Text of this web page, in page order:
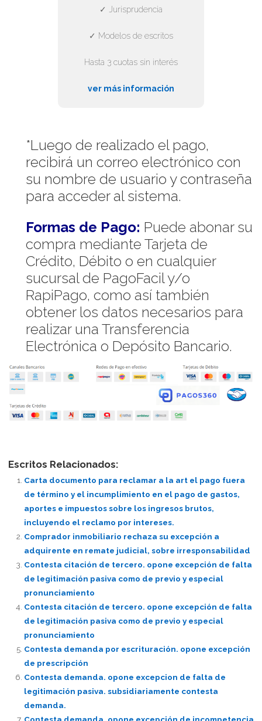
✓ Jurisprudencia
✓ Modelos de escritos
Hasta 3 cuotas sin interés
ver más información
*Luego de realizado el pago,
recibirá un correo electrónico con
su nombre de usuario y contraseña
para acceder al sistema.
Formas de Pago: Puede abonar su
compra mediante Tarjeta de
Crédito, Débito o en cualquier
sucursal de PagoFacil y/o
RapiPago, como así también
obtener los datos necesarios para
realizar una Transferencia
Electrónica o Depósito Bancario.
Escritos Relacionados:
Carta documento para reclamar a la art el pago fuera
de término y el incumplimiento en el pago de gastos,
aportes e impuestos sobre los ingresos brutos,
incluyendo el reclamo por intereses.
Comprador inmobiliario rechaza su excepción a
adquirente en remate judicial, sobre irresponsabilidad
Contesta citación de tercero. opone excepción de falta
de legitimación pasiva como de previo y especial
pronunciamiento
Contesta citación de tercero. opone excepción de falta
de legitimación pasiva como de previo y especial
pronunciamiento
Contesta demanda por escrituración. opone excepción
de prescripción
Contesta demanda. opone excepcion de falta de
legitimación pasiva. subsidiariamente contesta
demanda.
Contesta demanda. opone excepción de incompetencia